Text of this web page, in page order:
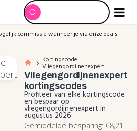
commissie wanneer je via onze deals
Kortingscode
Vliegengordijnenexpert
Vliegengordijnenexpert
kortingscodes
Profiteer van elke kortingscode
en bespaar op
vliegengordijnenexpert in
augustus 2026
Gemiddelde besparing: €8,21